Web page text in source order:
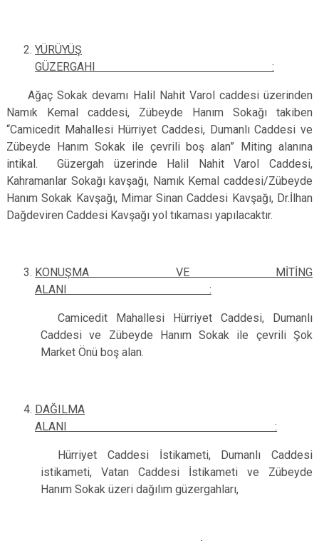
YÜRÜYÜŞ
GÜZERGAHI :
Ağaç Sokak devamı Halil Nahit Varol caddesi üzerinden
Namık Kemal caddesi, Zübeyde Hanım Sokağı takiben
“Camicedit Mahallesi Hürriyet Caddesi, Dumanlı Caddesi ve
Zübeyde Hanım Sokak ile çevrili boş alan” Miting alanına
intikal. Güzergah üzerinde Halil Nahit Varol Caddesi,
Kahramanlar Sokağı kavşağı, Namık Kemal caddesi/Zübeyde
Hanım Sokak Kavşağı, Mimar Sinan Caddesi Kavşağı, Dr.İlhan
Dağdeviren Caddesi Kavşağı yol tıkaması yapılacaktır.
KONUŞMA VE MİTİNG
ALANI :
Camicedit Mahallesi Hürriyet Caddesi, Dumanlı
Caddesi ve Zübeyde Hanım Sokak ile çevrili Şok
Market Önü boş alan.
DAĞILMA
ALANI :
Hürriyet Caddesi İstikameti, Dumanlı Caddesi
istikameti, Vatan Caddesi İstikameti ve Zübeyde
Hanım Sokak üzeri dağılım güzergahları,